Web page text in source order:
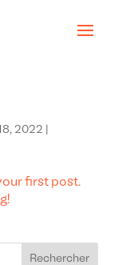
2022
first post.
Rechercher